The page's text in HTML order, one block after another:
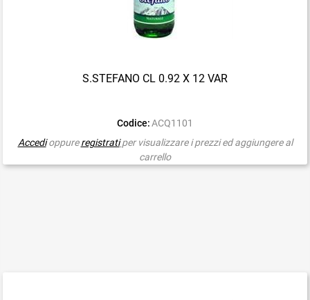
S.STEFANO CL 0.92 X 12 VAR
Codice: ACQ1101
Accedioppureregistrati per visualizzare i prezzi ed aggiungere al
carrello